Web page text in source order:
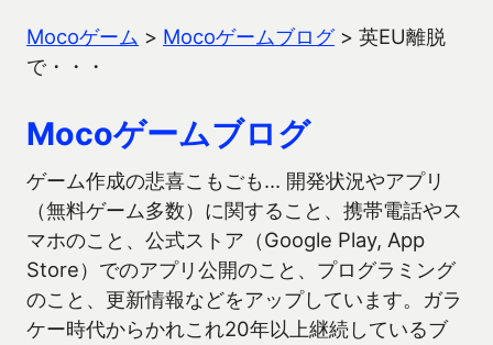
Mocoゲーム > Mocoゲームブログ> 英EU離脱
で・・・
Mocoゲームブログ
ゲーム作成の悲喜こもごも… 開発状況やアプリ
（無料ゲーム多数）に関すること、携帯電話やス
マホのこと、公式ストア（Google Play, App
Store）でのアプリ公開のこと、プログラミング
のこと、更新情報などをアップしています。ガラ
ケー時代からかれこれ20年以上継続しているブ